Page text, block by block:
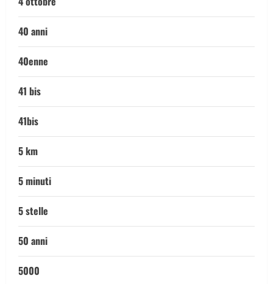
40 anni
40enne
41 bis
41bis
5 km
5 minuti
5 stelle
50 anni
5000